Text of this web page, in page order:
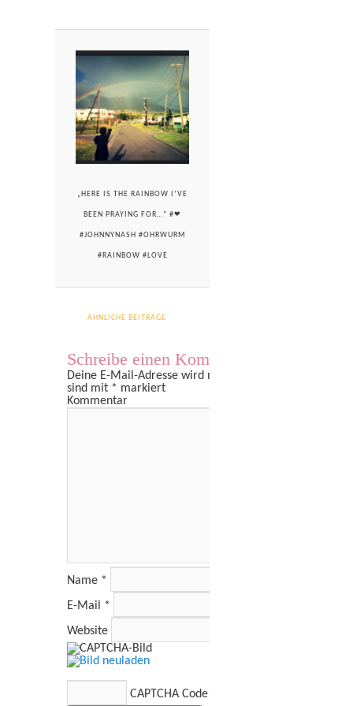
„HERE IS THE RAINBOW I’VE
BEEN PRAYING FOR…“ #❤
#JOHNNYNASH #OHRWURM
#RAINBOW #LOVE
ÄHNLICHE BEITRÄGE
Schreibe einen Kommentar
Deine E-Mail-Adresse wird nicht veröffentlicht.
sind mit * markiert
Kommentar
Name *
E-Mail
*
Website
CAPTCHA Code*